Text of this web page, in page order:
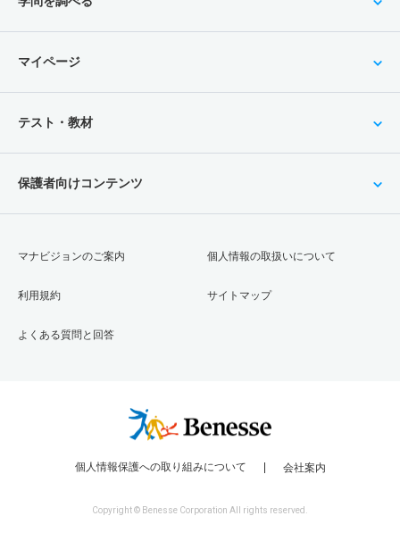
マイページ
テスト・教材
保護者向けコンテンツ
マナビジョンのご案内
利用規約
よくある質問と回答
個人情報の取扱いについて
サイトマップ
個人情報保護への取り組みについて 会社案内
Copyright © Benesse Corporation All rights reserved.